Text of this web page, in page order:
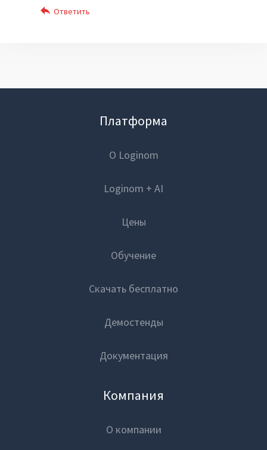
Платформа
О Loginom
Loginom + AI
Цены
Обучение
Скачать бесплатно
Демостенды
Документация
Компания
О компании